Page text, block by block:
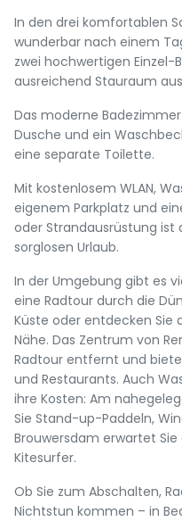
In den drei komfortablen
wunderbar nach einem
zwei hochwertigen Einzel-
ausreichend Stauraum
Das moderne
Dusche und ein
eine separate Toilette.
Mit kostenlosem WLAN,
eigenem Parkplatz und
oder Strandausrüstung ist
sorglosen Urlaub.
In der Umgebung gibt es
eine Radtour durch die
Küste oder entdecken
Nähe. Das Zentrum von
Radtour entfernt und
und Restaurants. Auch
ihre Kosten: Am
Sie Stand-up-Paddeln,
Brouwersdam erwartet
Kitesurfer.
Ob Sie zum Abschalten,
Nichtstun kommen – in